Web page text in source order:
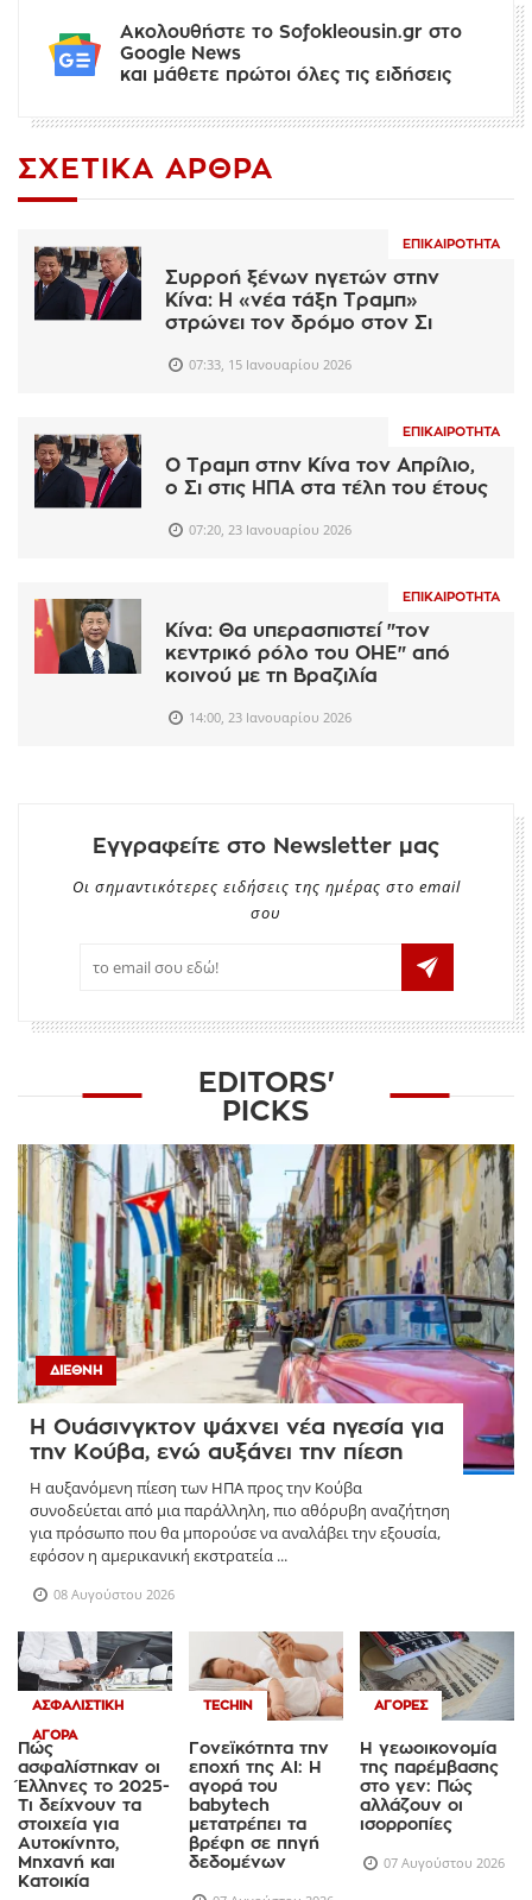
Ακολουθήστε το Sofokleousin.gr στο
Google News
και μάθετε πρώτοι όλες τις ειδήσεις
ΣΧΕΤΙΚΆ ΆΡΘΡΑ
ΕΠΙΚΑΙΡΌΤΗΤΑ
Συρροή ξένων ηγετών στην
Κίνα: Η «νέα τάξη Τραμπ»
στρώνει τον δρόμο στον Σι
07:33, 15 Ιανουαρίου 2026
ΕΠΙΚΑΙΡΌΤΗΤΑ
Ο Τραμπ στην Κίνα τον Απρίλιο,
ο Σι στις ΗΠΑ στα τέλη του έτους
07:20, 23 Ιανουαρίου 2026
ΕΠΙΚΑΙΡΌΤΗΤΑ
Κίνα: Θα υπερασπιστεί "τον
κεντρικό ρόλο του ΟΗΕ" από
κοινού με τη Βραζιλία
14:00, 23 Ιανουαρίου 2026
Εγγραφείτε στο Newsletter μας
Οι σημαντικότερες ειδήσεις της ημέρας στο email
σου
EDITORS'
PICKS
ΔΙΕΘΝΉ
Η Ουάσινγκτον ψάχνει νέα ηγεσία για
την Κούβα, ενώ αυξάνει την πίεση
Η αυξανόμενη πίεση των ΗΠΑ προς την Κούβα
συνοδεύεται από μια παράλληλη, πιο αθόρυβη αναζήτηση
για πρόσωπο που θα μπορούσε να αναλάβει την εξουσία,
εφόσον η αμερικανική εκστρατεία ...
ΑΣΦΑΛΙΣΤΙΚΉ
ΑΓΟΡΆ
Πώς
ασφαλίστηκαν οι
Έλληνες το 2025-
Τι δείχνουν τα
στοιχεία για
Αυτοκίνητο,
Μηχανή και
Γονεϊκότητα την
εποχή της AI: Η
αγορά του
babytech
μετατρέπει τα
βρέφη σε πηγή
Η γεωοικονομία
της παρέμβασης
στο γεν: Πώς
αλλάζουν οι